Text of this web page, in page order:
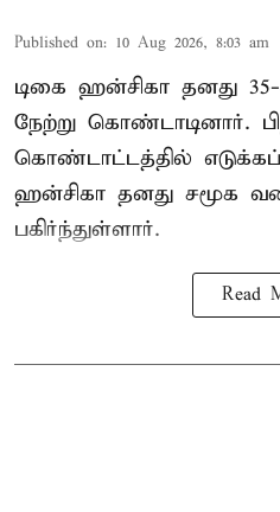
Published on: 10 Aug 2026, 8:03 am
டிகை ஹன்சிகா தனது
நேற்று கொண்டாடினார்.
கொண்டாட்டத்தில்
ஹன்சிகா தனது சமூக
பகிர்ந்துள்ளார்.
Read